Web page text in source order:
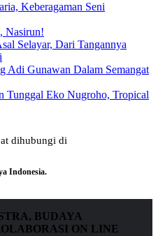
Keberagaman Seni
Nasirun!
Selayar, Dari Tangannya
Adi Gunawan Dalam Semangat
Tunggal Eko Nugroho, Tropical
dihubungi di
Indonesia.
BUDAYA
ON LINE